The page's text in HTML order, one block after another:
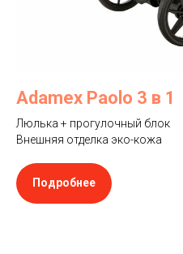
Adamex Paolo 3 в 1
Люлька + прогулочный блок
Внешняя отделка эко-кожа
Подробнее